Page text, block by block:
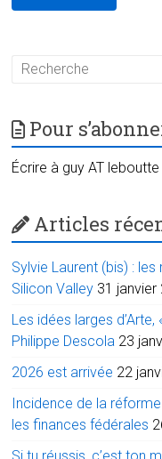
Pour
Écrire à guy AT leboutte
Articles
Sylvie Laurent (bis) :
Silicon Valley 31 janvier
Les idées larges d’Arte,
Philippe Descola 23
2026 est arrivée 22
Incidence de la
les finances fédérales